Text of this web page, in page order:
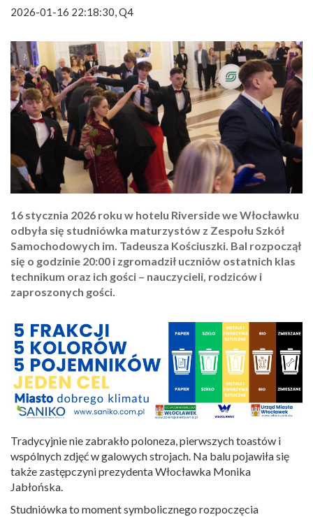
2026-01-16 22:18:30, Q4
16 stycznia 2026 roku w hotelu Riverside we Włocławku
odbyła się studniówka maturzystów z Zespołu Szkół
Samochodowych im. Tadeusza Kościuszki. Bal rozpoczął
się o godzinie 20:00 i zgromadził uczniów ostatnich klas
technikum oraz ich gości – nauczycieli, rodziców i
zaproszonych gości.
Tradycyjnie nie zabrakło poloneza, pierwszych toastów i
wspólnych zdjęć w galowych strojach. Na balu pojawiła się
także zastępczyni prezydenta Włocławka Monika
Jabłońska.
Studniówka to moment symbolicznego rozpoczęcia